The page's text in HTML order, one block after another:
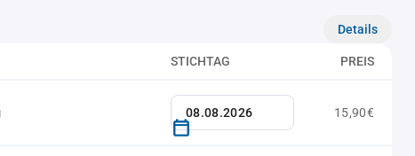
Details
STICHTAG PREIS
15,90€